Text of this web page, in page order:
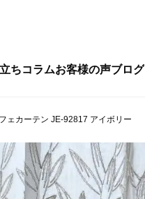
ちコラムお客様の声ブログ
ェカーテン JE-92817 アイボリー